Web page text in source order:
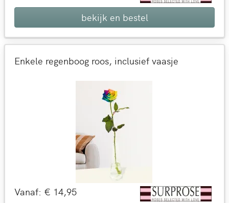
bekijk en bestel
Enkele regenboog roos, inclusief vaasje
Vanaf: € 14,95